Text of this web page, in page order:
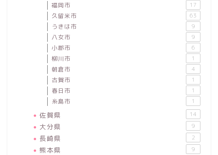
福岡市 17
久留米市 63
うきは市 9
八女市 9
小郡市 6
柳川市 1
朝倉市 4
古賀市 1
春日市 1
糸島市 1
佐賀県 14
大分県 9
長崎県 2
熊本県 9